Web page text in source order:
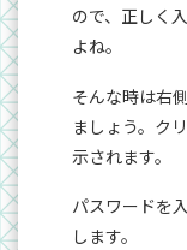
ので、正しく
よね。
そんな時は右
ましょう。ク
示されます。
パスワードを
します。